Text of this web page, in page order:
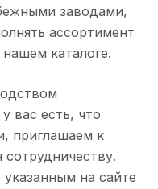
заводами,
ассортимент
каталоге.
вас есть, что
приглашаем к
на сайте